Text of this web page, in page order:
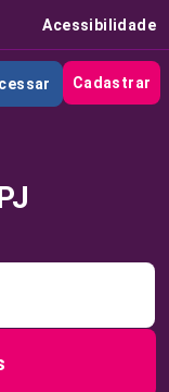
Acessibilidade
Cadastrar